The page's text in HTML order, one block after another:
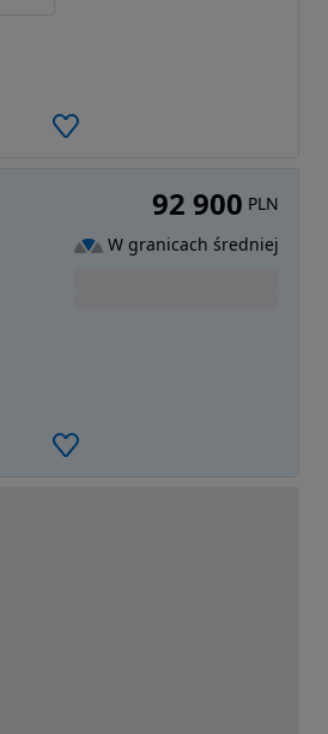
92 900 PLN
W granicach średniej